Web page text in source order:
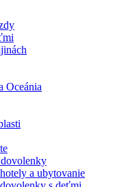
Oceánia
a ubytovanie